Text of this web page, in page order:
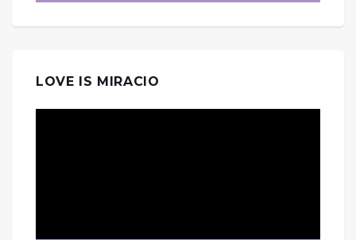
LOVE IS MIRACIO